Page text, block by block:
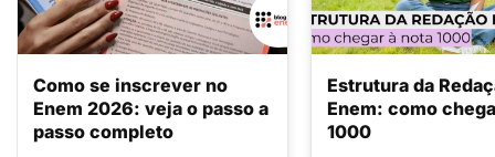
Como se inscrever no
Enem 2026: veja o passo a
passo completo
Estrutura da
Enem: como
1000